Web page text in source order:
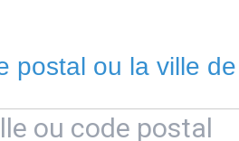
postal ou la ville